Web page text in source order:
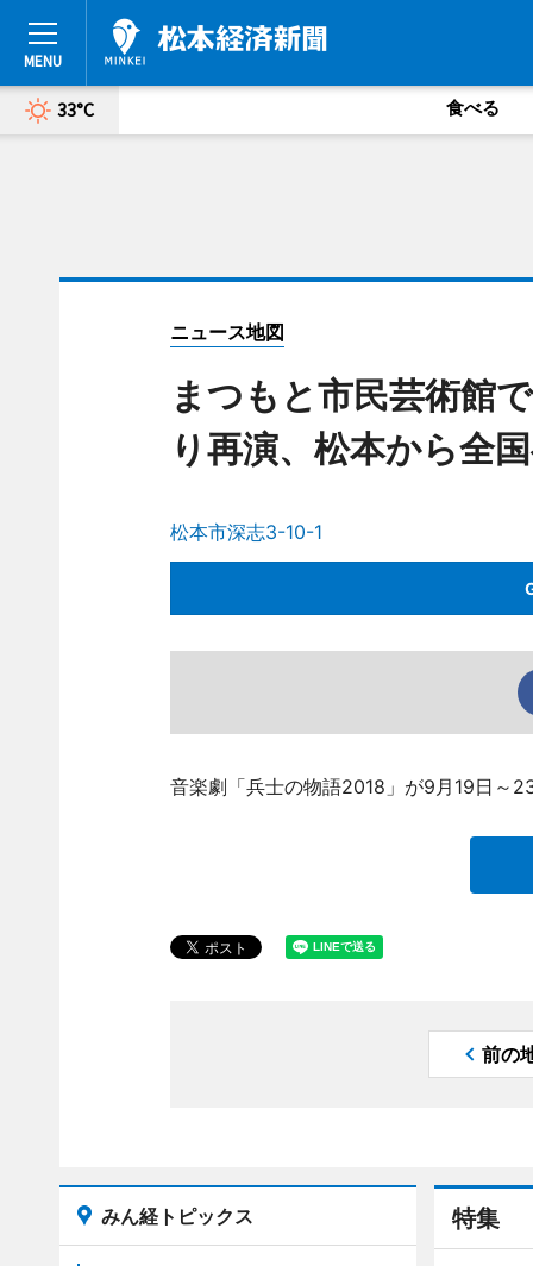
33°C 食べる
ニュース地図
まつもと市民芸術館
り再演、松本から全
松本市深志3-10-1
音楽劇「兵士の物語2018」が9月19日～
前の
特集
みん経トピックス